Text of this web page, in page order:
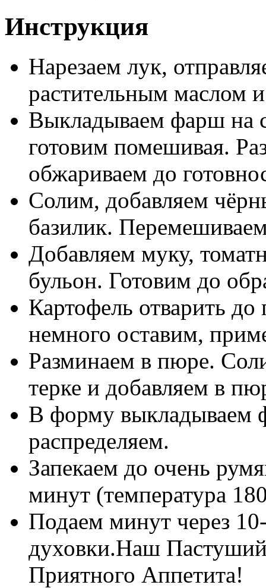
Инструкция
Нарезаем лук,
растительным маслом
Выкладываем фарш на
готовим помешивая.
обжариваем до
Солим, добавляем
базилик.
Добавляем муку,
бульон. Готовим до
Картофель отварить
немного оставим,
Разминаем в пюре.
терке и добавляем в
В форму выкладываем
распределяем.
Запекаем до очень
минут (температура
Подаем минут через
духовки.Наш
Приятного Аппетита!